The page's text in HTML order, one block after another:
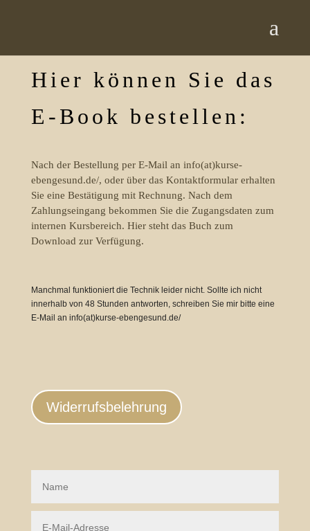
Hier können Sie das
E-Book bestellen:
Nach der Bestellung per E-Mail an info(at)kurse-
ebengesund.de/, oder über das Kontaktformular erhalten
Sie eine Bestätigung mit Rechnung. Nach dem
Zahlungseingang bekommen Sie die Zugangsdaten zum
internen Kursbereich. Hier steht das Buch zum
Download zur Verfügung.
Manchmal funktioniert die Technik leider nicht. Sollte ich nicht
innerhalb von 48 Stunden antworten, schreiben Sie mir bitte eine
E-Mail an info(at)kurse-ebengesund.de/
Widerrufsbelehrung